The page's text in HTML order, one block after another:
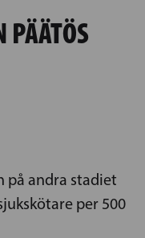
PÄÄTÖS
på andra stadiet
per 500